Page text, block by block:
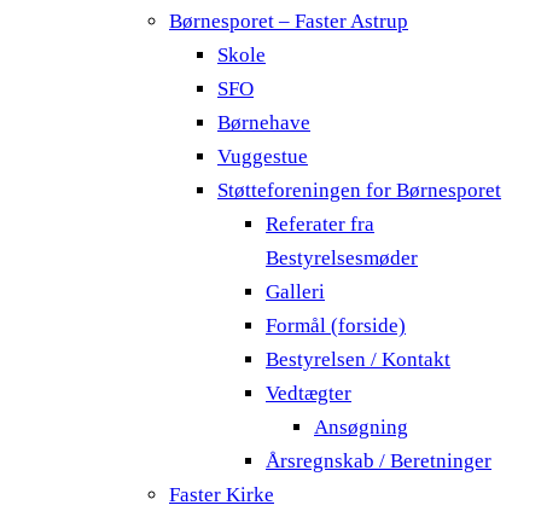
Børnesporet – Faster Astrup
Skole
SFO
Børnehave
Vuggestue
Støtteforeningen for Børnesporet
Referater fra
Bestyrelsesmøder
Galleri
Formål (forside)
Bestyrelsen / Kontakt
Vedtægter
Ansøgning
Årsregnskab / Beretninger
Faster Kirke